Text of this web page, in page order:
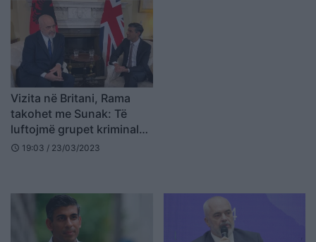
Vizita në Britani, Rama
takohet me Sunak: Të
luftojmë grupet kriminale,
jo çdo emigrant është
schedule 19:03 / 23/03/2023